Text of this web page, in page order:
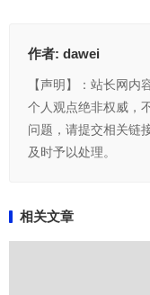
作者: dawei
【声明】：站长网
个人观点绝非权威，
问题，请提交相关链
及时予以处理。
相关文章